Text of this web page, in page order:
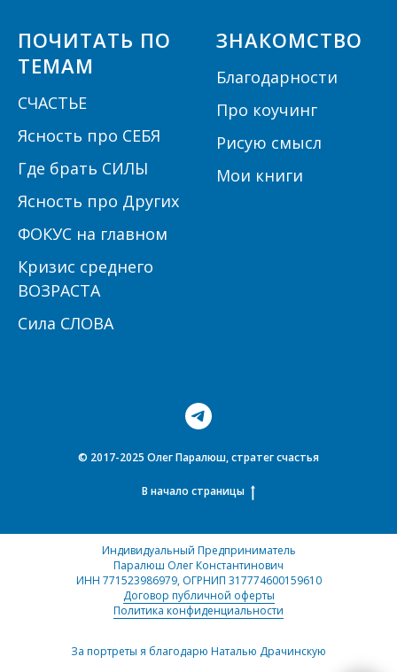
ПОЧИТАТЬ ПО
ТЕМАМ
СЧАСТЬЕ
Ясность про СЕБЯ
Где брать СИЛЫ
Ясность про Других
ФОКУС на главном
Кризис среднего
ВОЗРАСТА
Сила СЛОВА
ЗНАКОМСТВО
Благодарности
Про коучинг
Рисую смысл
Мои книги
© 2017-2025 Олег Паралюш, стратег счастья
В начало страницы
Индивидуальный Предприниматель
Паралюш Олег Константинович
ИНН 771523986979, ОГРНИП 317774600159610
Договор публичной оферты
Политика конфиденциальности
За портреты я благодарю Наталью Драчинскую